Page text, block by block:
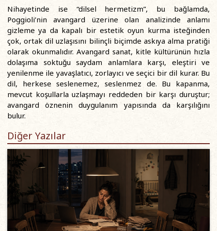
Nihayetinde ise “dilsel hermetizm”, bu bağlamda,
Poggioli’nin avangard üzerine olan analizinde anlamı
gizleme ya da kapalı bir estetik oyun kurma isteğinden
çok, ortak dil uzlaşısını bilinçli biçimde askıya alma pratiği
olarak okunmalıdır. Avangard sanat, kitle kültürünün hızla
dolaşıma soktuğu saydam anlamlara karşı, eleştiri ve
yenilenme ile yavaşlatıcı, zorlayıcı ve seçici bir dil kurar. Bu
dil, herkese seslenemez, seslenmez de. Bu kapanma,
mevcut koşullarla uzlaşmayı reddeden bir karşı duruştur;
avangard öznenin duygulanım yapısında da karşılığını
bulur.
Diğer Yazılar